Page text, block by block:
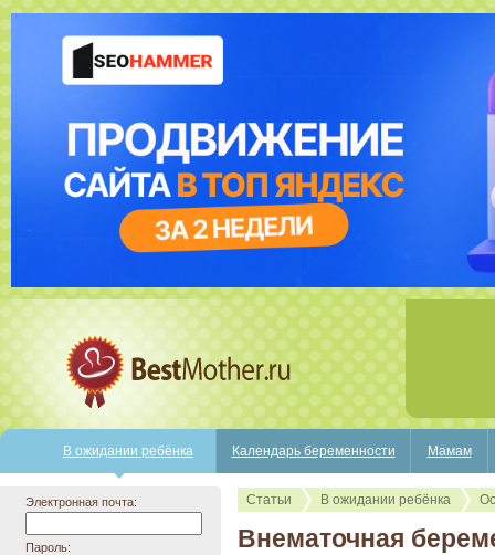
В ожидании ребёнка Календарь беременности Мамам
Электронная почта:
Пароль:
Статьи В ожидании ребёнка
Внематочная